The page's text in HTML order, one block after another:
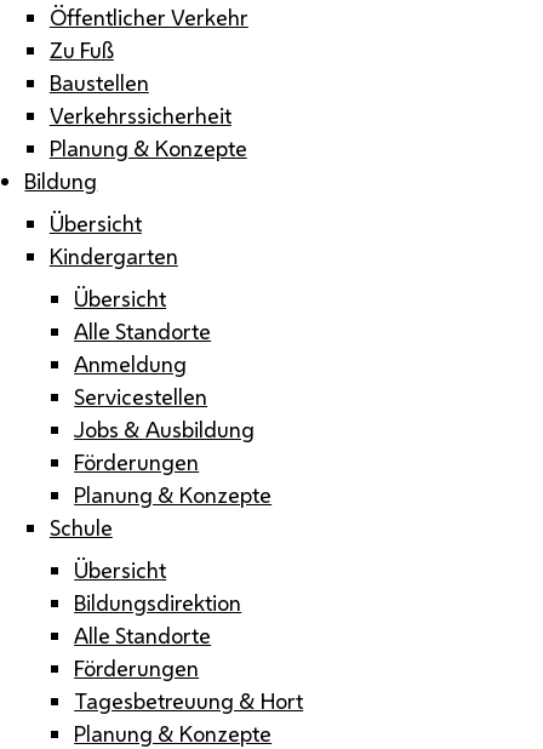
Öffentlicher Verkehr
Zu Fuß
Baustellen
Verkehrssicherheit
Planung & Konzepte
Bildung
Übersicht
Kindergarten
Übersicht
Alle Standorte
Anmeldung
Servicestellen
Jobs & Ausbildung
Förderungen
Planung & Konzepte
Schule
Übersicht
Bildungsdirektion
Alle Standorte
Förderungen
Tagesbetreuung & Hort
Planung & Konzepte